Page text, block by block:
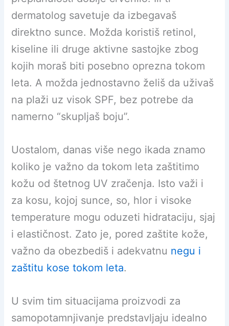
dermatolog savetuje da izbegavaš
direktno sunce. Možda koristiš retinol,
kiseline ili druge aktivne sastojke zbog
kojih moraš biti posebno oprezna tokom
leta. A možda jednostavno želiš da uživaš
na plaži uz visok SPF, bez potrebe da
namerno “skupljaš boju”.
Uostalom, danas više nego ikada znamo
koliko je važno da tokom leta zaštitimo
kožu od štetnog UV zračenja. Isto važi i
za kosu, kojoj sunce, so, hlor i visoke
temperature mogu oduzeti hidrataciju, sjaj
i elastičnost. Zato je, pored zaštite kože,
važno da obezbediš i adekvatnu negu i
zaštitu kose tokom leta.
U svim tim situacijama proizvodi za
samopotamnjivanje predstavljaju idealno